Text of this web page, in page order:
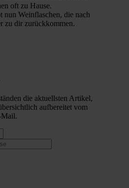
oft zu Hause.
nun Weinflaschen, die nach
zu dir zurückkommen.
die aktuellsten Artikel,
aufbereitet vom